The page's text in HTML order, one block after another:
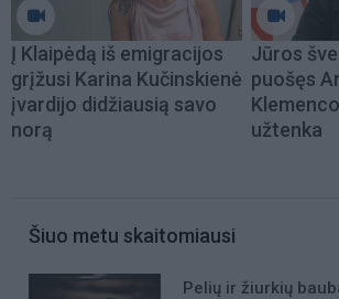
Į Klaipėdą iš emigracijos
grįžusi Karina Kučinskienė
įvardijo didžiausią savo
norą
Jūros
puošęs
užtenka
Šiuo metu skaitomiausi
Pelių ir žiurkių